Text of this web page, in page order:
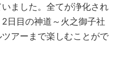
ました。全てが浄化され
日目の神道～火之御子社
アーまで楽しむことがで